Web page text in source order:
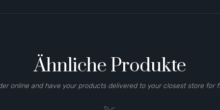
Ähnliche Produkte
online and have your products delivered to your closest store for